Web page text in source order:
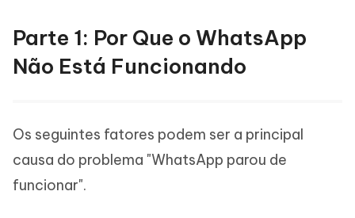
Parte 1: Por Que o WhatsApp
Não Está Funcionando
Os seguintes fatores podem ser a principal
causa do problema "WhatsApp parou de
funcionar".